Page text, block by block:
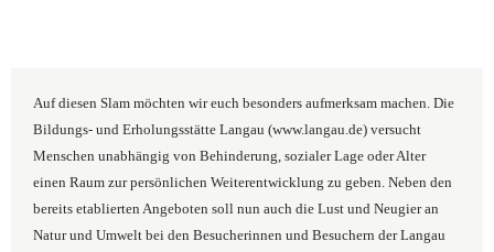
Auf diesen Slam möchten wir euch besonders aufmerksam machen. Die
Bildungs- und Erholungsstätte Langau (www.langau.de) versucht
Menschen unabhängig von Behinderung, sozialer Lage oder Alter
einen Raum zur persönlichen Weiterentwicklung zu geben. Neben den
bereits etablierten Angeboten soll nun auch die Lust und Neugier an
Natur und Umwelt bei den Besucherinnen und Besuchern der Langau